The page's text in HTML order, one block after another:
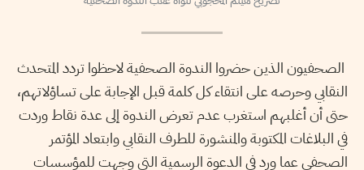
الصحفيون الذين حضروا الندوة الصحفية لاحظوا تردد المتحدث
النقابي وحرصه على انتقاء كل كلمة قبل الإجابة على تساؤلاتهم،
حتى أن أغلبهم استغرب عدم تعرض الندوة إلى عدة نقاط وردت
في البلاغات المكتوبة والمنشورة للطرف النقابي وابتعاد المؤتمر
الصحفي عما ورد في الدعوة الرسمية التي وجهت للمؤسسات